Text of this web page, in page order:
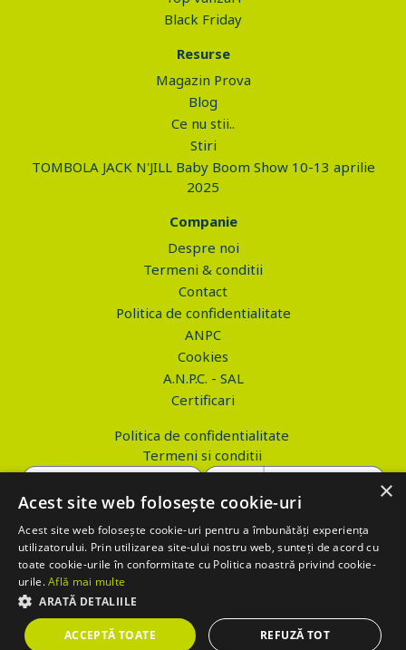
Black Friday
Resurse
Magazin Prova
Blog
Ce nu stii..
Stiri
TOMBOLA JACK N'JILL Baby Boom Show 10-13 aprilie
2025
Companie
Despre noi
Termeni & conditii
Contact
Politica de confidentialitate
ANPC
Cookies
A.N.P.C. - SAL
Certificari
Politica de confidentialitate
Termeni si conditii
Copyright © 2026 PROVA.ro
$('.btn_gdpr').click(function() { //alert('test'); var values='';
values+='action=accept-gdpr'; $.ajax({ method: "POST", url:
"https://www.prova.ro/gdpr.php", data: values, success: function(html)
{ if (html == 'success') { $('.box_gdpr').remove(); return false; } } });
×
Acest site web folosește cookie-uri
Acest site web folosește cookie-uri pentru a îmbunătăți experiența
utilizatorului. Prin utilizarea site-ului nostru web, sunteți de acord cu
toate cookie-urile în conformitate cu Politica noastră privind cookie-
urile.Află mai multe
ARATĂ DETALIILE
ACCEPTĂ TOATE REFUZĂ TOT